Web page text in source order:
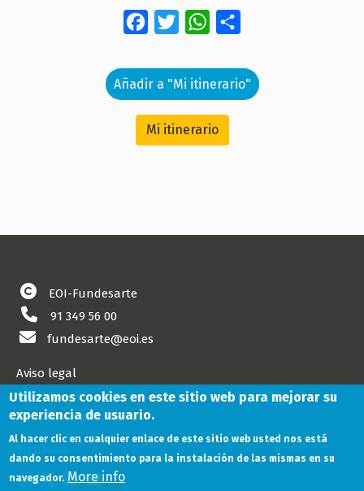
FacebookTwitterWhatsApp
Añadir a "Mi itinerario"
Mi itinerario
EOI-Fundesarte
91 349 56 00
fundesarte@eoi.es
Aviso legal
Cookies
Política de privacidad
Utilizamos cookies en este sitio web para mejorar su
experiencia de usuario.
Al hacer clic en cualquier enlace de este sitio web usted nos está
dando su consentimiento para la instalación de las mismas en su
navegador. More info